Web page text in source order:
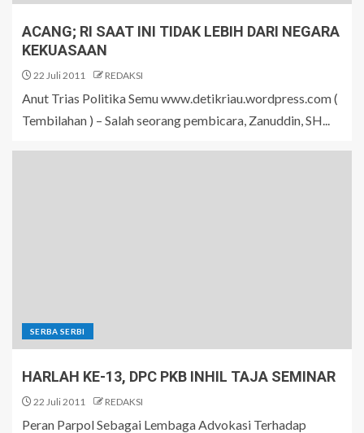
ACANG; RI SAAT INI TIDAK LEBIH DARI NEGARA
KEKUASAAN
22 Juli 2011 REDAKSI
Anut Trias Politika Semu www.detikriau.wordpress.com (
Tembilahan ) – Salah seorang pembicara, Zanuddin, SH...
SERBA SERBI
HARLAH KE-13, DPC PKB INHIL TAJA SEMINAR
22 Juli 2011 REDAKSI
Peran Parpol Sebagai Lembaga Advokasi Terhadap